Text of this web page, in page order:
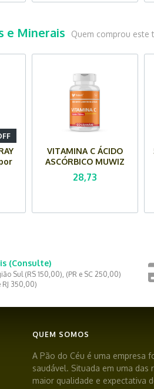
e Minerais Quem comprou este
VITAMINA C ÁCIDO
ASCÓRBICO MUWIZ
(750 mg) - 60 Cápsulas
28,73
(Consulte)
Sul (RS 150,00), (PR e SC 250,00)
RJ 350,00)
QUEM SOMOS
A Pão do Céu é uma empresa
saudável. Situada em uma das
maior qualidade e expectativa